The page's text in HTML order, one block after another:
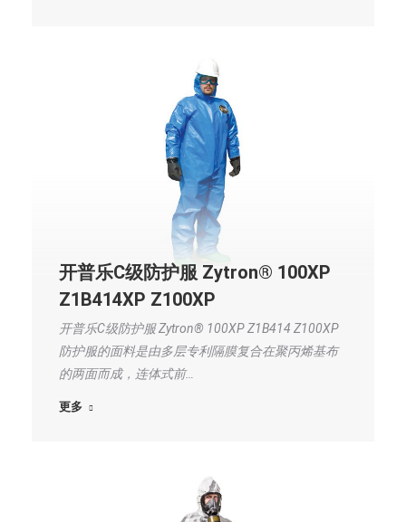
开普乐C级防护服 Zytron® 100XP
Z1B414XP Z100XP
开普乐C级防护服 Zytron® 100XP Z1B414 Z100XP
防护服的面料是由多层专利隔膜复合在聚丙烯基布
的两面而成，连体式前…
更多